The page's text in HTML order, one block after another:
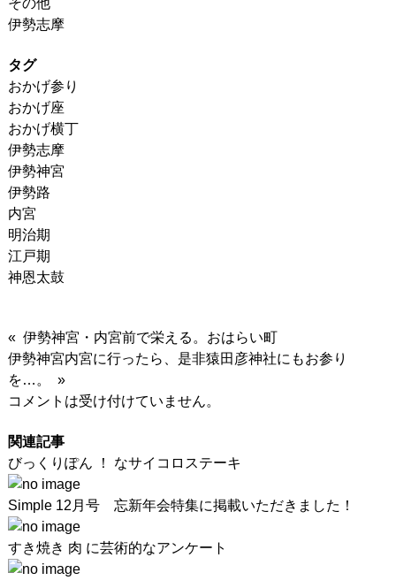
その他
伊勢志摩
タグ
おかげ参り
おかげ座
おかげ横丁
伊勢志摩
伊勢神宮
伊勢路
内宮
明治期
江戸期
神恩太鼓
« 伊勢神宮・内宮前で栄える。おはらい町
伊勢神宮内宮に行ったら、是非猿田彦神社にもお参り
を…。 »
コメントは受け付けていません。
関連記事
びっくりぽん ！ なサイコロステーキ
Simple 12月号 忘新年会特集に掲載いただきました！
すき焼き 肉 に芸術的なアンケート